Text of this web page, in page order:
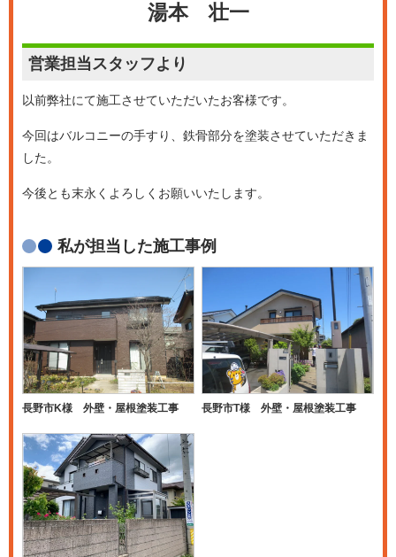
湯本 壮一
営業担当スタッフより
以前弊社にて施工させていただいたお客様です。
今回はバルコニーの手すり、鉄骨部分を塗装させていただきま
した。
今後とも末永くよろしくお願いいたします。
私が担当した施工事例
長野市K様 外壁・屋根塗装工事 長野市T様 外壁・屋根塗装工事